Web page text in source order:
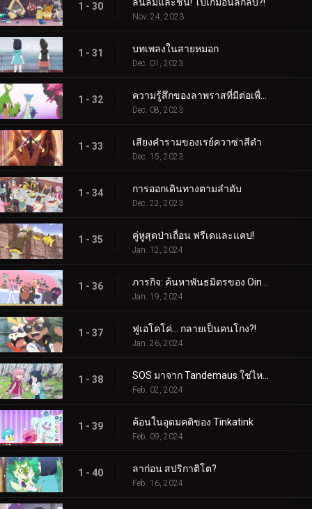
1 - 30
Nov. 24, 2023
1 - 31 บทเพลงในสายหมอก
Dec. 01, 2023
1 - 32
Dec. 08, 2023
1 - 33 เสียงคำรามของเรย์ควาซ่าสีดำ
Dec. 15, 2023
1 - 34 การออกเดินทางตามลำดับ
Dec. 22, 2023
1 - 35 คู่หูสุดป่าเถื่อน ฟรีเดและแคป!
Jan. 12, 2024
1 - 36
Jan. 19, 2024
1 - 37 ฟูเอโคโค่... กลายเป็นคนโกง?!
Jan. 26, 2024
1 - 38
Feb. 02, 2024
1 - 39 ค้อนในอุดมคติของ Tinkatink
Feb. 09, 2024
1 - 40 ลาก่อน สปริกาติโต?
Feb. 16, 2024